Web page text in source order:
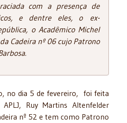
com a presença de
e dentre eles, o ex-
o Acadêmico Michel
Cadeira nº 06 cujo Patrono
no dia 5 de fevereiro, foi feita
Ruy Martins Altenfelder
nº 52 e tem como Patrono